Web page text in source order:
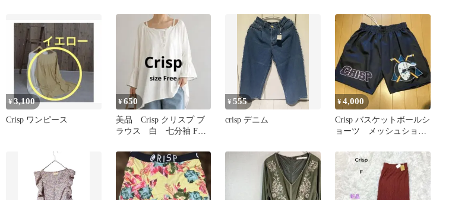
¥3,100
Crisp ワンピース
¥650
美品 Crisp クリスプ ブ
ラウス 白 七分袖 Fサ
ン
¥555
crisp デニム
¥4,000
Crisp バスケットボールシ
ョーツ メッシュショー